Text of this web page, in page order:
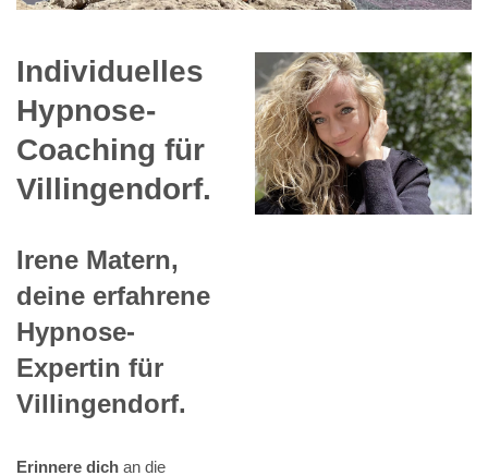
Individuelles
Hypnose-
Coaching für
Villingendorf.
Irene Matern,
deine erfahrene
Hypnose-
Expertin für
Villingendorf.
Erinnere dich an die